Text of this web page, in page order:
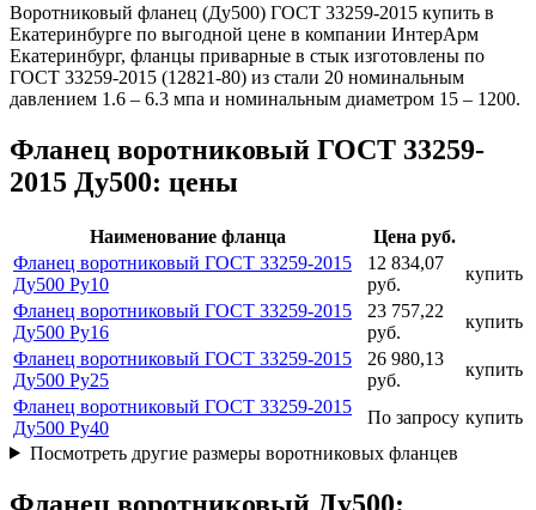
Воротниковый фланец (Ду500) ГОСТ 33259-2015 купить в
Екатеринбурге по выгодной цене в компании ИнтерАрм
Екатеринбург, фланцы приварные в стык изготовлены по
ГОСТ 33259-2015 (12821-80) из стали 20 номинальным
давлением 1.6 – 6.3 мпа и номинальным диаметром 15 – 1200.
Фланец воротниковый ГОСТ 33259-
2015 Ду500: цены
Наименование фланца
Цена руб.
Фланец воротниковый ГОСТ 33259-2015
Ду500 Ру10
12 834,07
руб.
купить
Фланец воротниковый ГОСТ 33259-2015
Ду500 Ру16
23 757,22
руб.
купить
Фланец воротниковый ГОСТ 33259-2015
Ду500 Ру25
26 980,13
руб.
купить
Фланец воротниковый ГОСТ 33259-2015
Ду500 Ру40
По запросу купить
Посмотреть другие размеры воротниковых фланцев
Фланец воротниковый Ду500: